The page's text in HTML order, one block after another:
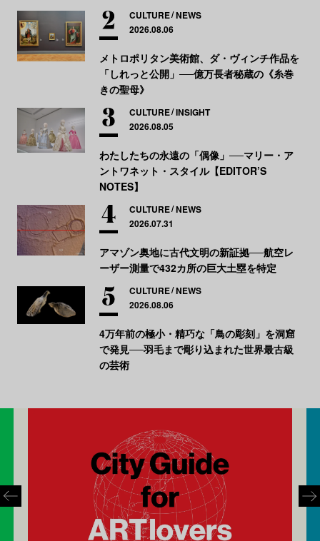
CULTURE NEWS
2026.08.06
メトロポリタン美術館、ダ・ヴィンチ作品を
「しれっと公開」──億万長者秘蔵の《糸巻
きの聖母》
CULTURE INSIGHT
2026.08.05
わたしたちの永遠の「偶像」──マリー・ア
ントワネット・スタイル【EDITOR’S
NOTES】
CULTURE NEWS
2026.07.31
アマゾン奥地に古代文明の新証拠──航空レ
ーザー測量で432カ所の巨大土塁を特定
CULTURE NEWS
2026.08.06
4万年前の極小・精巧な「鳥の彫刻」を洞窟
で発見──羽毛まで彫り込まれた世界最古級
の芸術